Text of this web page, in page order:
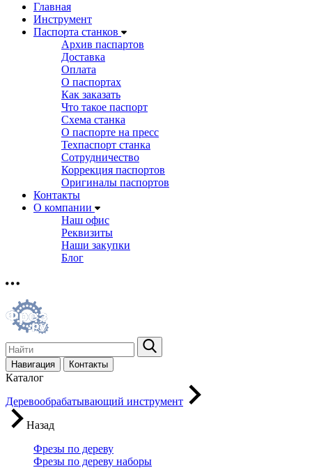
Главная
Инструмент
Паспорта станков
Архив паспартов
Доставка
Оплата
О паспортах
Как заказать
Что такое паспорт
Схема станка
О паспорте на пресс
Техпаспорт станка
Сотрудничество
Коррекция паспортов
Оригиналы паспортов
Контакты
О компании
Наш офис
Реквизиты
Наши закупки
Блог
Навигация Контакты
Каталог
Деревообрабатывающий инструмент
Назад
Фрезы по дереву
Фрезы по дереву наборы